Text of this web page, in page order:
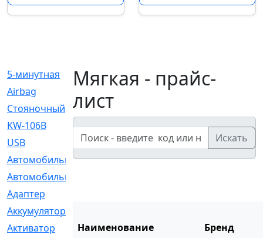
5-минутная
[1]
Airbag
Cтояночный
KW-106B
[0]
USB
[6]
Автомобильное
[6]
Автомобильный
Адаптер
Аккумулятор
Активатор
[1]
Мягкая - прайс-
лист
Искать
Наименование Бренд